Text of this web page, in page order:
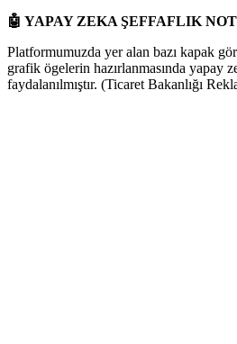
🤖 YAPAY ZEKA ŞEFFAFLIK
Platformumuzda yer alan bazı kapak
grafik ögelerin hazırlanmasında yapay
faydalanılmıştır. (Ticaret Bakanlığı